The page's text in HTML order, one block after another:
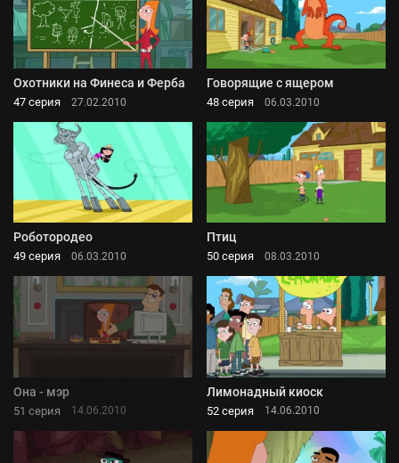
Охотники на Финеса и Ферба
47 серия 27.02.2010
Говорящие с ящером
48 серия 06.03.2010
Роботородео
49 серия 06.03.2010
Птиц
50 серия 08.03.2010
Она - мэр
51 серия 14.06.2010
Лимонадный киоск
52 серия 14.06.2010